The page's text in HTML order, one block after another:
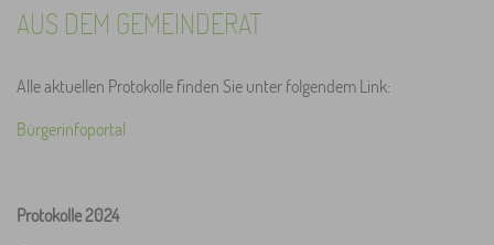
AUS DEM GEMEINDERAT
Alle aktuellen Protokolle finden Sie unter folgendem Link:
Bürgerinfoportal
Protokolle 2024